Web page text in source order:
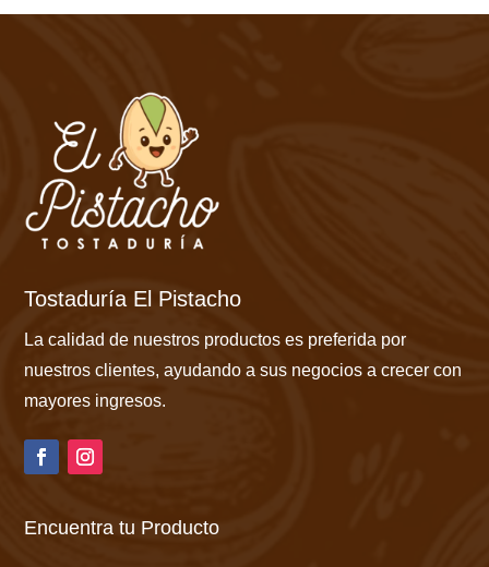
Tostaduría El Pistacho
La calidad de nuestros productos es preferida por
nuestros clientes, ayudando a sus negocios a crecer con
mayores ingresos.
Encuentra tu Producto